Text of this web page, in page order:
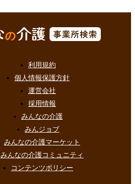
利用規約
個人情報保護方針
運営会社
採用情報
みんなの介護
みんジョブ
みんなの介護マーケット
みんなの介護コミュニティ
コンテンツポリシー